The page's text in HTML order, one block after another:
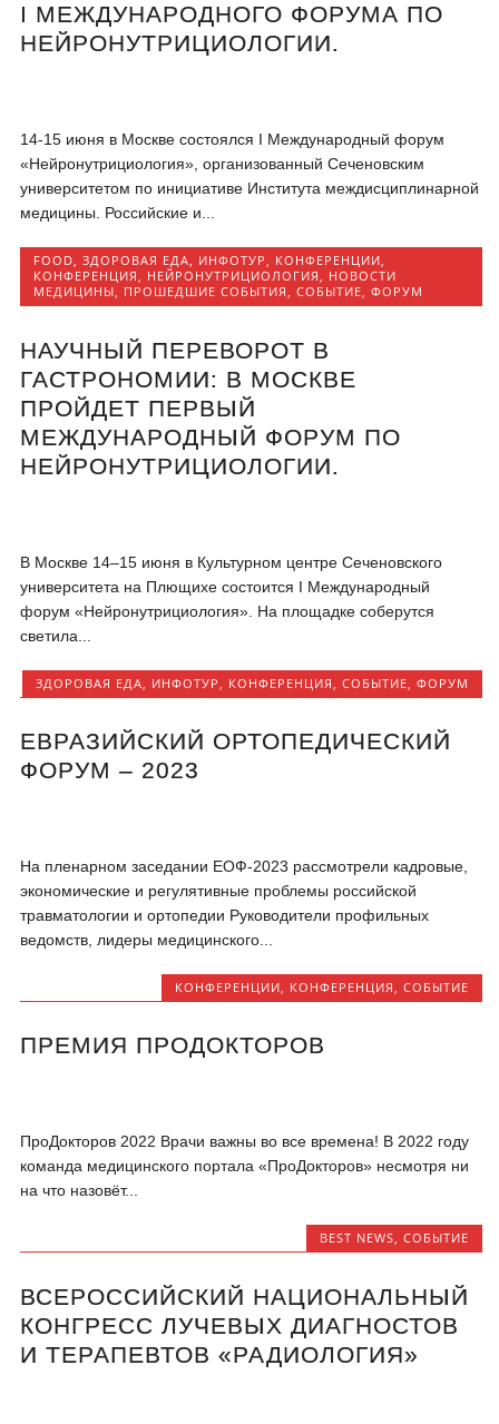
I МЕЖДУНАРОДНОГО ФОРУМА ПО
НЕЙРОНУТРИЦИОЛОГИИ.
14-15 июня в Москве состоялся I Международный форум
«Нейронутрициология», организованный Сеченовским
университетом по инициативе Института междисциплинарной
медицины. Российские и...
FOOD,ЗДОРОВАЯ ЕДА, ИНФОТУР, КОНФЕРЕНЦИИ,
КОНФЕРЕНЦИЯ, НЕЙРОНУТРИЦИОЛОГИЯ, НОВОСТИ
МЕДИЦИНЫ, ПРОШЕДШИЕ СОБЫТИЯ,СОБЫТИЕ,ФОРУМ
НАУЧНЫЙ ПЕРЕВОРОТ В
ГАСТРОНОМИИ: В МОСКВЕ
ПРОЙДЕТ ПЕРВЫЙ
МЕЖДУНАРОДНЫЙ ФОРУМ ПО
НЕЙРОНУТРИЦИОЛОГИИ.
В Москве 14–15 июня в Культурном центре Сеченовского
университета на Плющихе состоится I Международный
форум «Нейронутрициология». На площадке соберутся
светила...
ЗДОРОВАЯ ЕДА ИНФОТУР КОНФЕРЕНЦИЯ СОБЫТИЕ ФОРУМ
ЕВРАЗИЙСКИЙ ОРТОПЕДИЧЕСКИЙ
ФОРУМ – 2023
На пленарном заседании ЕОФ-2023 рассмотрели кадровые,
экономические и регулятивные проблемы российской
травматологии и ортопедии Руководители профильных
ведомств, лидеры медицинского...
КОНФЕРЕНЦИИ, КОНФЕРЕНЦИЯ, СОБЫТИЕ
ПРЕМИЯ ПРОДОКТОРОВ
ПроДокторов 2022 Врачи важны во все времена! В 2022 году
команда медицинского портала «ПроДокторов» несмотря ни
на что назовёт...
BEST NEWS, СОБЫТИЕ
ВСЕРОССИЙСКИЙ НАЦИОНАЛЬНЫЙ
КОНГРЕСС ЛУЧЕВЫХ ДИАГНОСТОВ
И ТЕРАПЕВТОВ «РАДИОЛОГИЯ»